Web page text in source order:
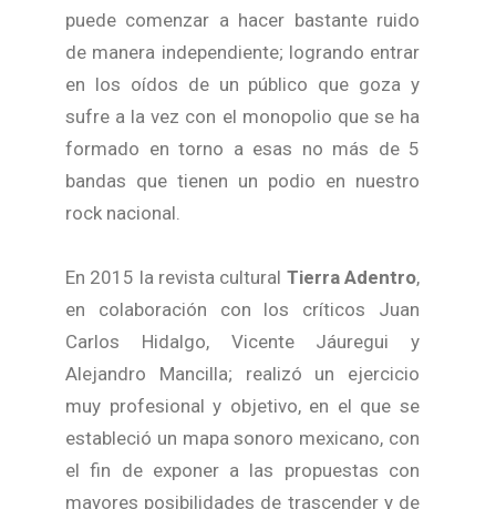
puede comenzar a hacer bastante ruido
de manera independiente; logrando entrar
en los oídos de un público que goza y
sufre a la vez con el monopolio que se ha
formado en torno a esas no más de 5
bandas que tienen un podio en nuestro
rock nacional.
En 2015 la revista cultural Tierra Adentro,
en colaboración con los críticos Juan
Carlos Hidalgo, Vicente Jáuregui y
Alejandro Mancilla; realizó un ejercicio
muy profesional y objetivo, en el que se
estableció un mapa sonoro mexicano, con
el fin de exponer a las propuestas con
mayores posibilidades de trascender y de